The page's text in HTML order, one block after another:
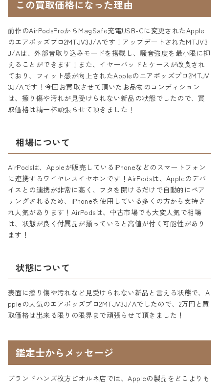
この買取価格になった理由
前作のAirPodsProからMagSafe充電USB-Cに変更されたApple
のエアポッズプロ2MTJV3J/Aです！アップデートされたMTJV3
J/Aは、外部音取り込みモードを搭載し、騒音強度を最小限に抑
えることができます！また、イヤーバッドとケースが改良され
ており、フィット感が向上されたAppleのエアポッズプロ2MTJV
3J/Aです！今回お買取させて頂いたお品物のコンディション
は、擦り傷や汚れが見受けられない新品の状態でしたので、買
取価格は精一杯頑張らせて頂きました！
相場について
AirPodsは、Appleが販売しているiPhoneなどのスマートフォン
に連携するワイヤレスイヤホンです！AirPodsは、Appleのデバ
イスとの連携が非常に高く、フタを開けるだけで自動的にペア
リングされるため、iPhoneを使用している多くの方から支持さ
れ人気があります！AirPodsは、中古市場でも大変人気で相場
は、状態が良く付属品が揃っていると高値が付く可能性があり
ます！
状態について
表面に擦り傷や汚れなど見受けられない新品と言える状態で、A
ppleの人気のエアポッズプロ2MTJV3J/Aでしたので、2万円と買
取価格は出来る限りの限界まで頑張らせて頂きました！
鑑定士からメッセージ
ブランドハンズ枚方ビオルネ店では、Appleの製品をどこよりも